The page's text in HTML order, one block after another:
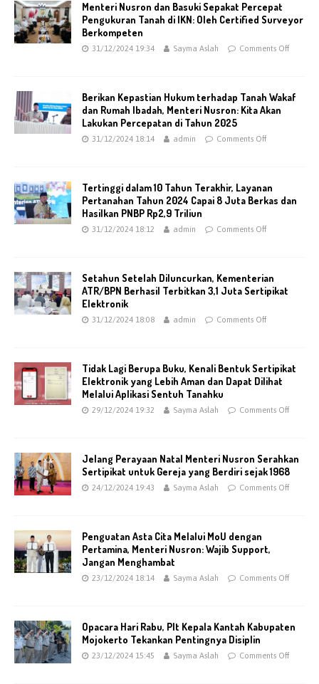
Menteri Nusron dan Basuki Sepakat Percepat
Pengukuran Tanah di IKN: Oleh Certified Surveyor
Berkompeten
31/12/2024 19:34 Sayma Aslah Comments Off
Berikan Kepastian Hukum terhadap Tanah Wakaf
dan Rumah Ibadah, Menteri Nusron: Kita Akan
Lakukan Percepatan di Tahun 2025
31/12/2024 18:14 admin Comments Off
Tertinggi dalam 10 Tahun Terakhir, Layanan
Pertanahan Tahun 2024 Capai 8 Juta Berkas dan
Hasilkan PNBP Rp2,9 Triliun
31/12/2024 18:12 admin Comments Off
Setahun Setelah Diluncurkan, Kementerian
ATR/BPN Berhasil Terbitkan 3,1 Juta Sertipikat
Elektronik
31/12/2024 18:08 admin Comments Off
Tidak Lagi Berupa Buku, Kenali Bentuk Sertipikat
Elektronik yang Lebih Aman dan Dapat Dilihat
Melalui Aplikasi Sentuh Tanahku
29/12/2024 19:32 Sayma Aslah Comments Off
Jelang Perayaan Natal Menteri Nusron Serahkan
Sertipikat untuk Gereja yang Berdiri sejak 1968
24/12/2024 19:43 Sayma Aslah Comments Off
Penguatan Asta Cita Melalui MoU dengan
Pertamina, Menteri Nusron: Wajib Support,
Jangan Menghambat
23/12/2024 18:14 Sayma Aslah Comments Off
Opacara Hari Rabu, Plt Kepala Kantah Kabupaten
Mojokerto Tekankan Pentingnya Disiplin
23/12/2024 15:45 Sayma Aslah Comments Off